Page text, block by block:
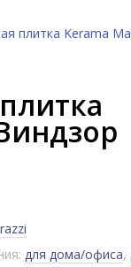
плитка Kerama
для дома/офиса,